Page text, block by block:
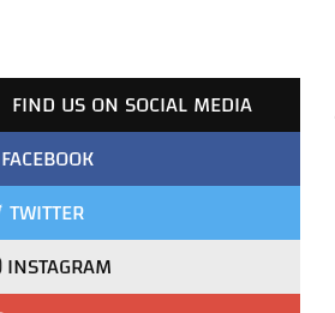
FIND US ON SOCIAL MEDIA
FACEBOOK
TWITTER
INSTAGRAM